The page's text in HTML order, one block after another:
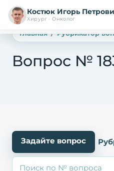
Костюк Игорь
Хирург · Онколог
Главная Рубрикатор
Вопрос №
Задайте вопрос